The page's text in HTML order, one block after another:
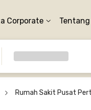
Corporate
Rumah Sakit Pusat